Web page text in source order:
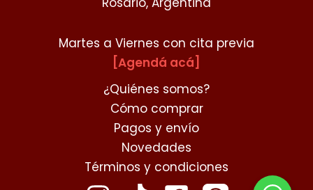
Martes a Viernes con cita previa
[Agendá acá]
¿Quiénes somos?
Cómo comprar
Pagos y envío
Novedades
Términos y condiciones